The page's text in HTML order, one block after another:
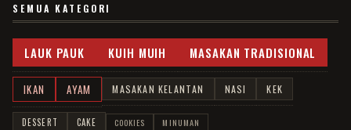
SEMUA KATEGORI
LAUK PAUK KUIH MUIH MASAKAN TRADISIONAL
IKAN AYAM MASAKAN KELANTAN NASI KEK
DESSERT CAKE COOKIES MINUMAN